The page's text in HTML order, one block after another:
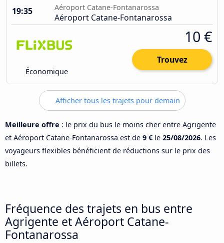
19:35
Aéroport Catane-Fontanarossa
Aéroport Catane-Fontanarossa
Économique
10 €
Trouvez
Afficher tous les trajets pour demain
Meilleure offre : le prix du bus le moins cher entre Agrigente
et Aéroport Catane-Fontanarossa est de 9 € le 25/08/2026. Les
voyageurs flexibles bénéficient de réductions sur le prix des
billets.
Fréquence des trajets en bus entre
Agrigente et Aéroport Catane-
Fontanarossa